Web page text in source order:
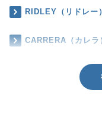
RIDLEY（リドレー）
CARRERA（カレラ